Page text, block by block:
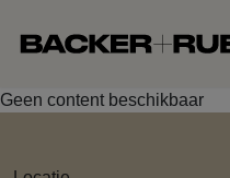
Geen content beschikbaar